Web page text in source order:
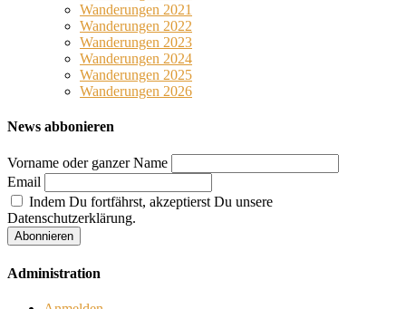
Wanderungen 2021
Wanderungen 2022
Wanderungen 2023
Wanderungen 2024
Wanderungen 2025
Wanderungen 2026
News abbonieren
Vorname oder ganzer Name
Email
Indem Du fortfährst, akzeptierst Du unsere
Datenschutzerklärung.
Administration